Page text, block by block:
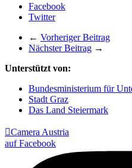
Facebook
Twitter
← Vorheriger Beitrag
Nächster Beitrag →
Unterstützt von:
Bundesministerium für
Stadt Graz
Das Land Steiermark
Camera Austria
auf Facebook